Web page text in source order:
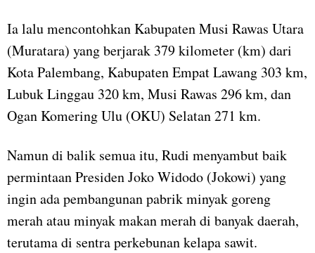
Ia lalu mencontohkan Kabupaten Musi Rawas Utara
(Muratara) yang berjarak 379 kilometer (km) dari
Kota Palembang, Kabupaten Empat Lawang 303 km,
Lubuk Linggau 320 km, Musi Rawas 296 km, dan
Ogan Komering Ulu (OKU) Selatan 271 km.
Namun di balik semua itu, Rudi menyambut baik
permintaan Presiden Joko Widodo (Jokowi) yang
ingin ada pembangunan pabrik minyak goreng
merah atau minyak makan merah di banyak daerah,
terutama di sentra perkebunan kelapa sawit.